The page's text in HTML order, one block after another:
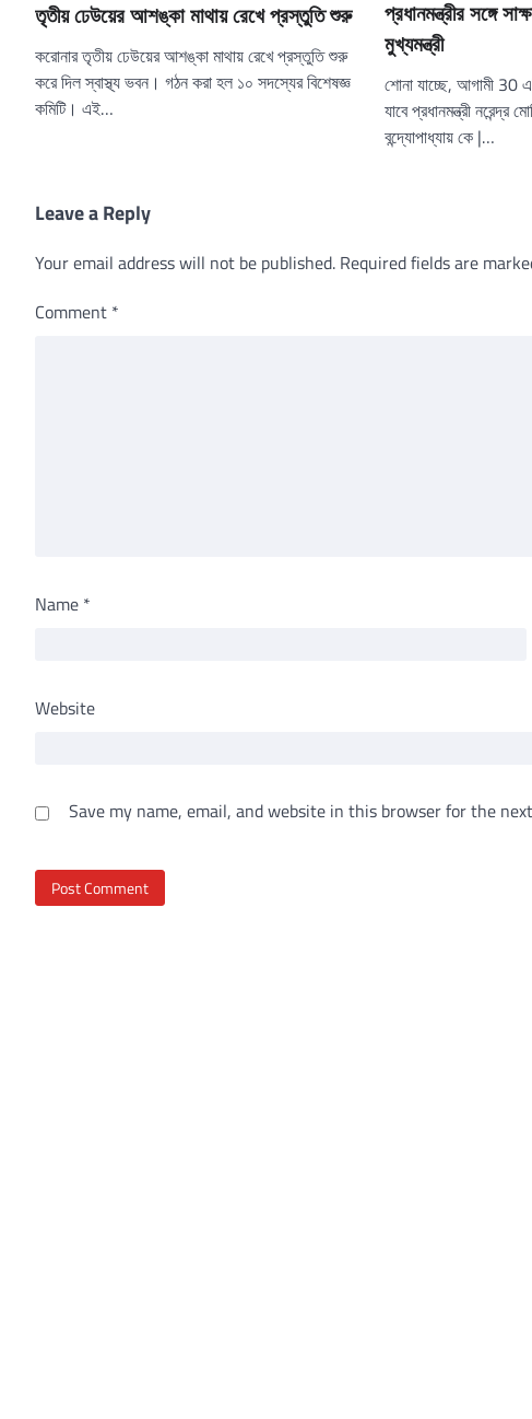
তৃতীয় ঢেউয়ের আশঙ্কা মাথায় রেখে প্রস্তুতি শুরু
করোনার তৃতীয় ঢেউয়ের আশঙ্কা মাথায় রেখে প্রস্তুতি শুরু
করে দিল স্বাস্থ্য ভবন। গঠন করা হল ১০ সদস্যের বিশেষজ্ঞ
কমিটি। এই…
প্রধানমন্ত্রীর সঙ্গে
মুখ্যমন্ত্রী
শোনা যাচ্ছে, আগামী 30
যাবে প্রধানমন্ত্রী নরেন্দ্র
বন্দ্যোপাধ্যায় কে |…
Leave a Reply
Your email address will not be published. Required fields are
Comment *
Name *
Website
Save my name, email, and website in this browser for the